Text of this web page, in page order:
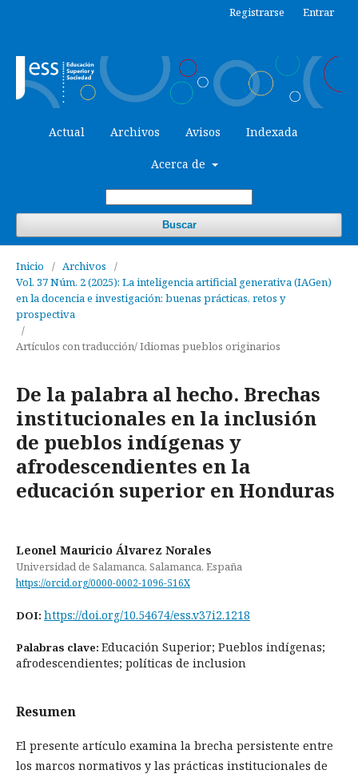
Actual Archivos Avisos Indexada
Acerca de
Buscar
Registrarse Entrar
Inicio / Archivos
/
Vol. 37 Núm. 2 (2025): La inteligencia artificial generativa (IAGen)
en la docencia e investigación: buenas prácticas, retos y
prospectiva
/
Artículos con traducción/ Idiomas pueblos originarios
De la palabra al hecho. Brechas
institucionales en la inclusión
de pueblos indígenas y
afrodescendientes en la
educación superior en Honduras
Leonel Mauricio Álvarez Norales
Universidad de Salamanca, Salamanca, España
https://orcid.org/0000-0002-1096-516X
DOI: https://doi.org/10.54674/ess.v37i2.1218
Palabras clave: Educación Superior; Pueblos indígenas;
afrodescendientes; políticas de inclusion
Resumen
El presente artículo examina la brecha persistente entre
los marcos normativos y las prácticas institucionales de